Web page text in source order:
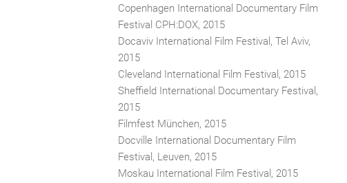
Copenhagen International Documentary Film
Festival CPH:DOX, 2015
Docaviv International Film Festival, Tel Aviv,
2015
Cleveland International Film Festival, 2015
Sheffield International Documentary Festival,
2015
Filmfest München, 2015
Docville International Documentary Film
Festival, Leuven, 2015
Moskau International Film Festival, 2015